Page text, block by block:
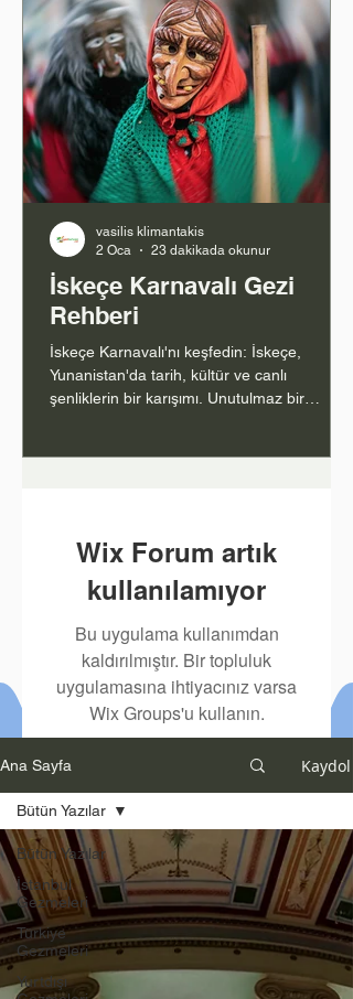
İskeçe Karnavalı Gezi
Rehberi
İskeçe Karnavalı'nı keşfedin: İskeçe,
Yunanistan'da tarih, kültür ve canlı
şenliklerin bir karışımı. Unutulmaz bir
vasilis klimantakis
2 Oca
23 dakikada okunur
Wix Forum artık
kullanılamıyor
Bu uygulama kullanımdan
kaldırılmıştır. Bir topluluk
uygulamasına ihtiyacınız varsa
Wix Groups'u kullanın.
Ana Sayfa Kaydol
Bütün Yazılar
İstanbul
Gezmeleri
Türkiye
Gezmeleri
Yurtdışı
Bütün Yazılar